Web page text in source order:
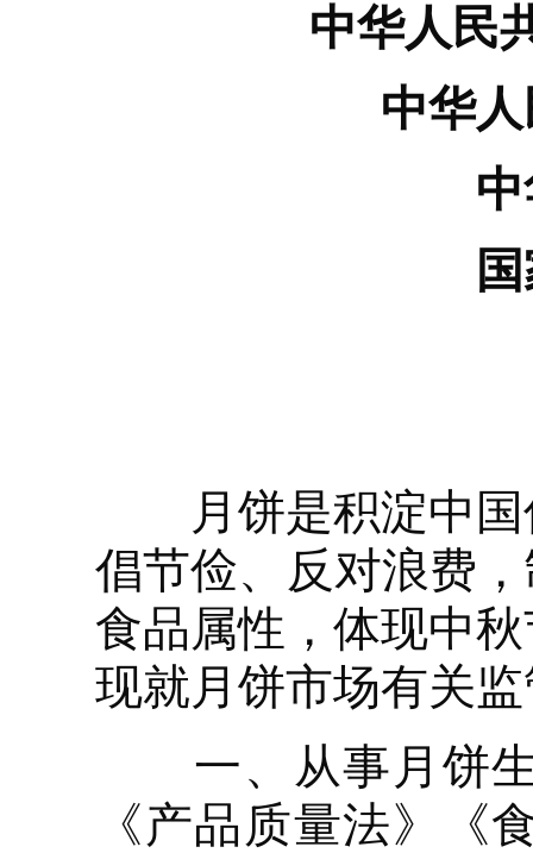
中华人民
中华
月饼是积淀中国
倡节俭、反对浪费
食品属性，体现中
现就月饼市场有关
一、从事月饼生
《产品质量法》《